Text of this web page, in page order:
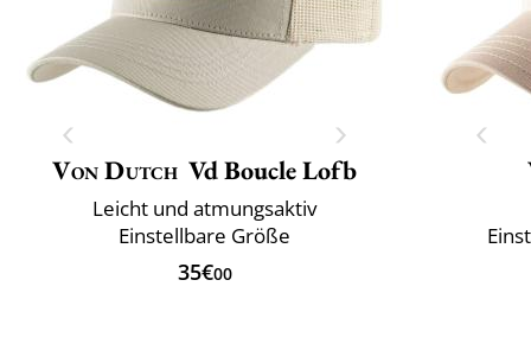
Von Dutch Vd Boucle Lofb
Leicht und atmungsaktiv
Einstellbare Größe
35€00